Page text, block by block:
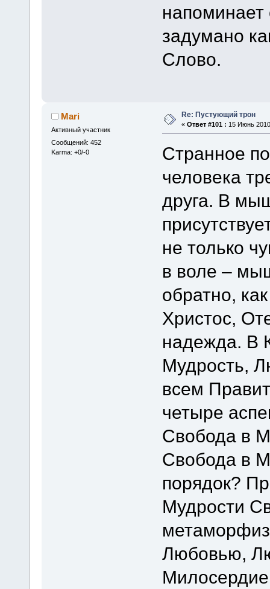
напоминает
задумано
Слово.
Mari
Активный участник
Сообщений: 452
Karma: +0/-0
Re: Пустующий трон
« Ответ #101 : 15 Июнь
Странное
человека
друга. В
не только
в воле –
обратно,
Христос,
надежда. В
Мудрость,
всем
четыре
Свобода в
Свобода в
порядок?
Мудрости
Любовью,